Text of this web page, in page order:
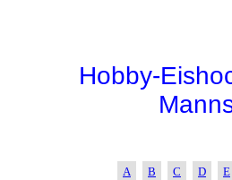
Hobby-
A B C D E